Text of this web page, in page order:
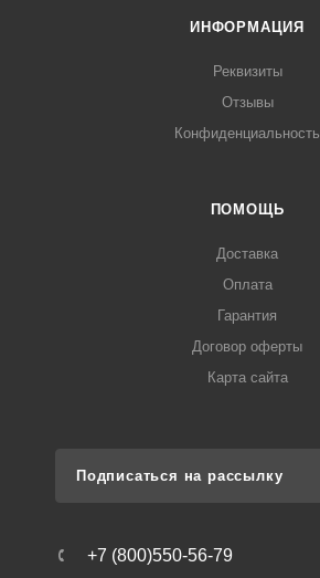
ИНФОРМАЦИЯ
Реквизиты
Отзывы
Конфиденциальность
ПОМОЩЬ
Доставка
Оплата
Гарантия
Договор оферты
Карта сайта
Подписаться на рассылку
+7 (800)550-56-79